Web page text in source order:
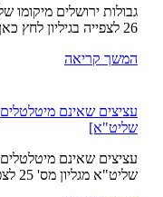
גבולות ירושלים מיקומו
26 לצפייה בגיליון לחץ כאן)
המשך קריאה
עציצים שאינם
שליט"א]
עציצים שאינם
שליט"א מגליון מס' 25 לצפייה בגיליון